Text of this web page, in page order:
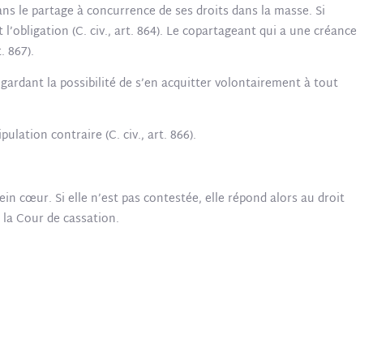
partage à concurrence de ses droits dans la masse. Si
(C. civ., art. 864). Le copartageant qui a une créance
867).
la possibilité de s’en acquitter volontairement à tout
contraire (C. civ., art. 866).
cœur. Si elle n’est pas contestée, elle répond alors au droit
Cour de cassation.